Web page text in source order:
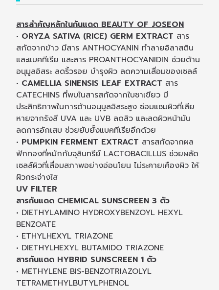
สารสำคัญหลักในกันแดด BEAUTY OF JOSEON
• ORYZA SATIVA (RICE) GERM EXTRACT สาร
สกัดจากข้าว มีสาร ANTHOCYANIN ทำลายอิลาสติน
และแบคทีเรีย และสาร PROANTHOCYANIDIN ช่วยต้าน
อนุมูลอิสระ ลดริ้วรอย บำรุงผิว ลดความเสื่อมของเซลล์
• CAMELLIA SINENSIS LEAF EXTRACT สาร
CATECHINS ที่พบในสารสกัดจากใบชาเขียว มี
ประสิทธิภาพในการต้านอนุมูลอิสระสูง ซ่อมแซมผิวที่เสีย
หายจากรังสี UVA และ UVB ลดสิว และลดผิวหน้ามัน
ลดการอักเสบ ช่วยยับยั้งแบคทีเรียอีกด้วย
• PUMPKIN FERMENT EXTRACT สารสกัดจากผล
ฟักทองที่หมักกับจุลินทรีย์ LACTOBACILLUS ช่วยผลัด
เซลล์ผิวที่เสื่อมสภาพอย่างอ่อนโยน ไม่ระคายเคืองผิว ให้
ผิวกระจ่างใส
UV FILTER
สารกันแดด CHEMICAL SUNSCREEN 3 ตัว
• DIETHYLAMINO HYDROXYBENZOYL HEXYL
BENZOATE
• ETHYLHEXYL TRIAZONE
• DIETHYLHEXYL BUTAMIDO TRIAZONE
สารกันแดด HYBRID SUNSCREEN 1 ตัว
• METHYLENE BIS-BENZOTRIAZOLYL
TETRAMETHYLBUTYLPHENOL